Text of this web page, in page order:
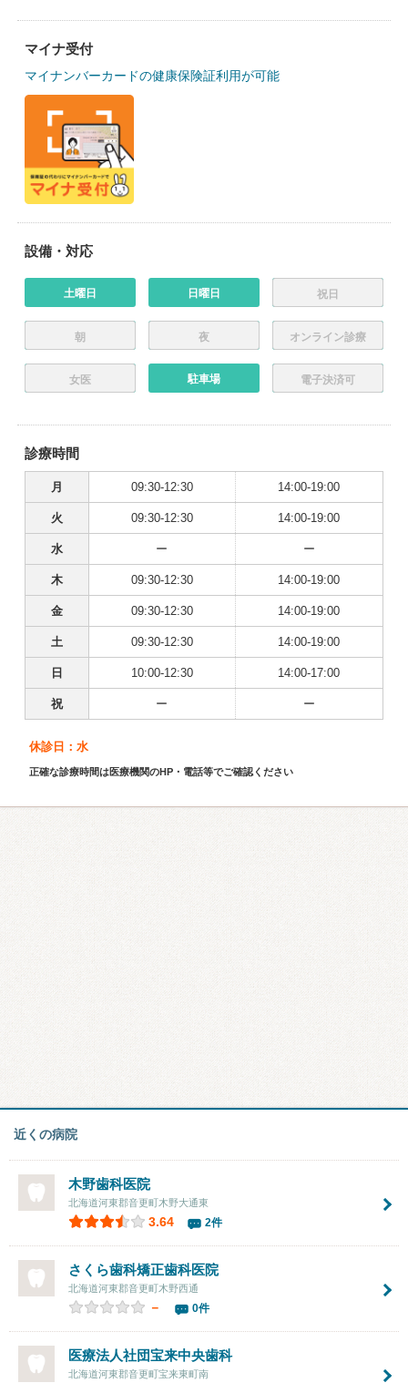
マイナ受付
マイナンバーカードの健康保険証利用が可能
設備・対応
土曜日 日曜日 祝日
朝 夜 オンライン診療
女医 駐車場 電子決済可
診療時間
月 09:30-12:30 14:00-19:00
火 09:30-12:30 14:00-19:00
水 ー ー
木 09:30-12:30 14:00-19:00
金 09:30-12:30 14:00-19:00
土 09:30-12:30 14:00-19:00
日 10:00-12:30 14:00-17:00
祝 ー ー
休診日：水
正確な診療時間は医療機関のHP・電話等でご確認ください
近くの病院
木野歯科医院
北海道河東郡音更町木野大通東
3.64 2件
さくら歯科矯正歯科医院
北海道河東郡音更町木野西通
－ 0件
医療法人社団宝来中央歯科
北海道河東郡音更町宝来東町南